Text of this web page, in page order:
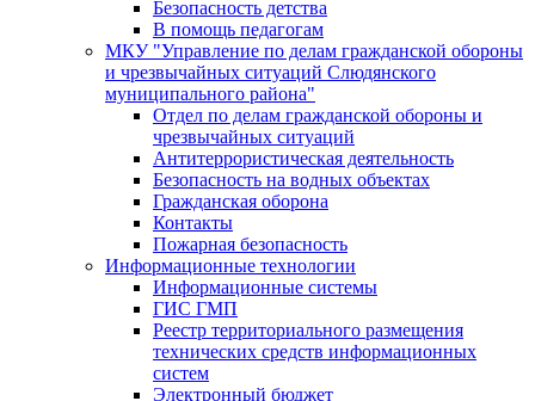
Безопасность детства
В помощь педагогам
МКУ "Управление по делам гражданской обороны
и чрезвычайных ситуаций Слюдянского
муниципального района"
Отдел по делам гражданской обороны и
чрезвычайных ситуаций
Антитеррористическая деятельность
Безопасность на водных объектах
Гражданская оборона
Контакты
Пожарная безопасность
Информационные технологии
Информационные системы
ГИС ГМП
Реестр территориального размещения
технических средств информационных
систем
Электронный бюджет